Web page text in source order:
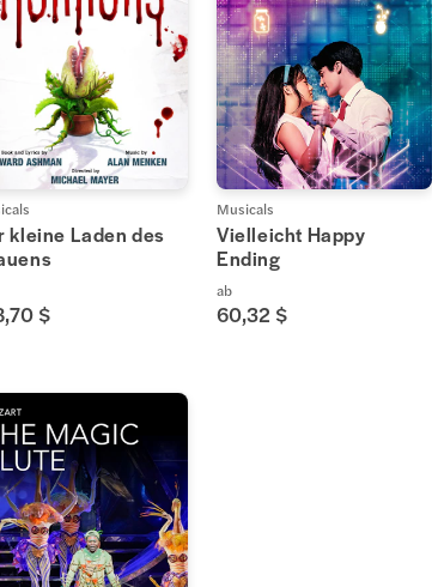
kleine Laden des
$
Musicals
Vielleicht Happy
Ending
ab
60,32 $